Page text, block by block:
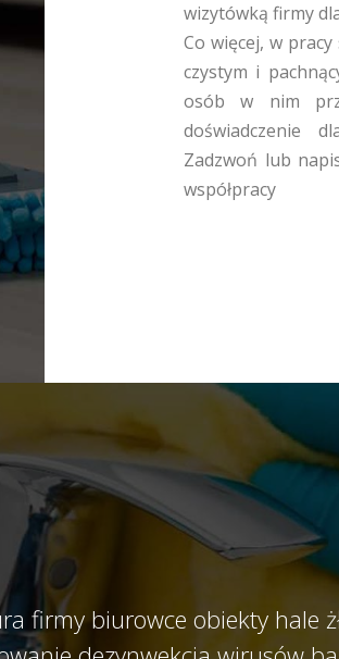
wizytówką firmy
Co więcej, w
czystym i
osób w nim
doświadczenie
Zadzwoń lub
współpracy
firmy biurowce obiekty hale